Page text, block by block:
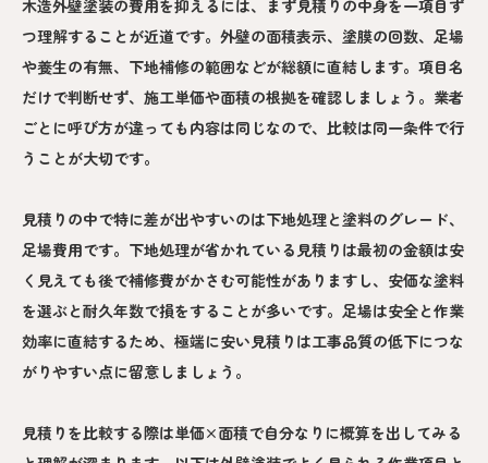
木造外壁塗装の費用を抑えるには、まず見積りの中身を一項目ず
つ理解することが近道です。外壁の面積表示、塗膜の回数、足場
や養生の有無、下地補修の範囲などが総額に直結します。項目名
だけで判断せず、施工単価や面積の根拠を確認しましょう。業者
ごとに呼び方が違っても内容は同じなので、比較は同一条件で行
うことが大切です。
見積りの中で特に差が出やすいのは下地処理と塗料のグレード、
足場費用です。下地処理が省かれている見積りは最初の金額は安
く見えても後で補修費がかさむ可能性がありますし、安価な塗料
を選ぶと耐久年数で損をすることが多いです。足場は安全と作業
効率に直結するため、極端に安い見積りは工事品質の低下につな
がりやすい点に留意しましょう。
見積りを比較する際は単価×面積で自分なりに概算を出してみる